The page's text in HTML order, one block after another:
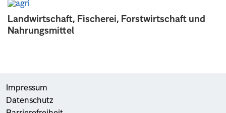
Landwirtschaft, Fischerei, Forstwirtschaft und
Nahrungsmittel
Impressum
Datenschutz